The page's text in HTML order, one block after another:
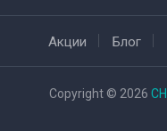
Акции Блог
Copyright © 2026